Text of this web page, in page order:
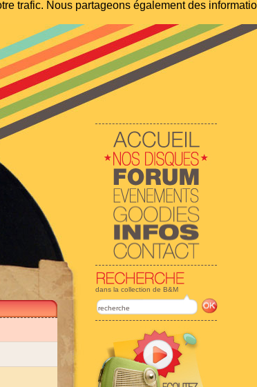
trafic. Nous partageons également des
dans la collection de B&M